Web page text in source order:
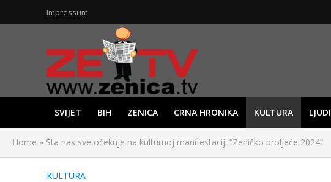
Impressum
SVIJET BIH ZENICA CRNA HRONIKA KULTURA LJUDI
Home » Šta nas sve očekuje na kulturnoj manifestaciji “Zeničko proljeće 2024”
KULTURA